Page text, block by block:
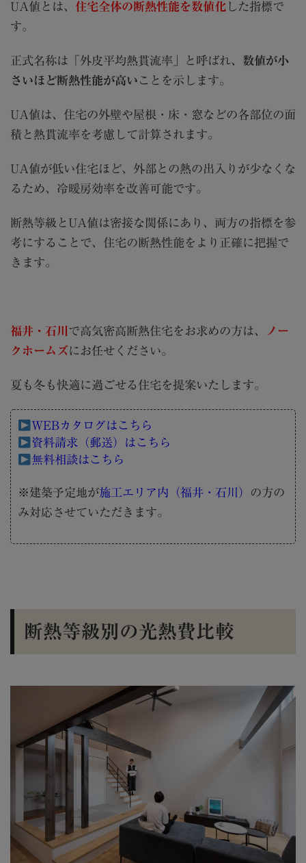
UA値とは、 住宅全体の断熱性能を数値化 した指標で
す。
正式名称は「外皮平均熱貫流率」と呼ばれ、 数値が小
さいほど断熱性能が高い ことを示します。
UA値は、住宅の外壁や屋根・床・窓などの各部位の面
積と熱貫流率を考慮して計算されます。
UA値が低い住宅ほど、外部との熱の出入りが少なくな
るため、冷暖房効率を改善可能です。
断熱等級とUA値は密接な関係にあり、両方の指標を参
考にすることで、住宅の断熱性能をより正確に把握で
きます。
福井・石川 で高気密高断熱住宅 をお求めの方は、
ノー
クホームズにお任せください。
夏も冬も快適に過ごせる住宅を提案いたします。
WEBカタログはこちら
資料請求（郵送）はこちら
無料相談はこちら
※建築予定地が施工エリア内（福井・石川）
の方の
み対応させていただきます。
断熱等級別の光熱費比較